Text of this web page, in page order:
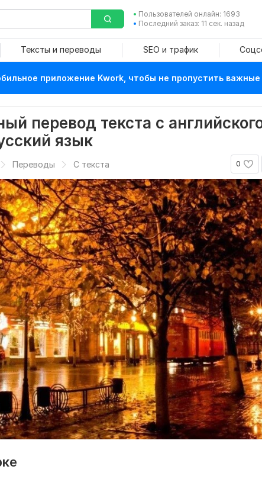
Пользователей онлайн: 1693
Последний заказ: 11 сек. назад
Тексты и переводы SEO и трафик
приложение Kwork, чтобы не пропустить
перевод текста с
язык
0
Переводы С текста